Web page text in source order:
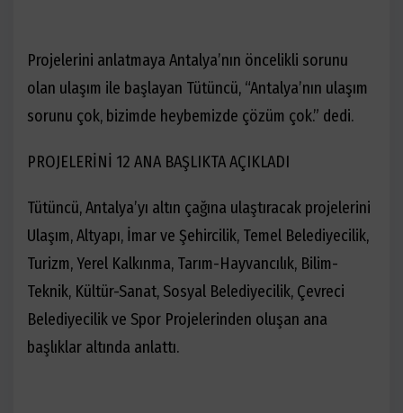
Projelerini anlatmaya Antalya’nın öncelikli sorunu
olan ulaşım ile başlayan Tütüncü, “Antalya’nın ulaşım
sorunu çok, bizimde heybemizde çözüm çok.” dedi.
PROJELERİNİ 12 ANA BAŞLIKTA AÇIKLADI
Tütüncü, Antalya’yı altın çağına ulaştıracak projelerini
Ulaşım, Altyapı, İmar ve Şehircilik, Temel Belediyecilik,
Turizm, Yerel Kalkınma, Tarım-Hayvancılık, Bilim-
Teknik, Kültür-Sanat, Sosyal Belediyecilik, Çevreci
Belediyecilik ve Spor Projelerinden oluşan ana
başlıklar altında anlattı.